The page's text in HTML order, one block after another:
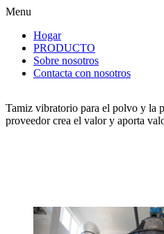
Menu
Hogar
PRODUCTO
Sobre nosotros
Contacta con nosotros
Tamiz vibratorio para el polvo y la
proveedor crea el valor y aporta